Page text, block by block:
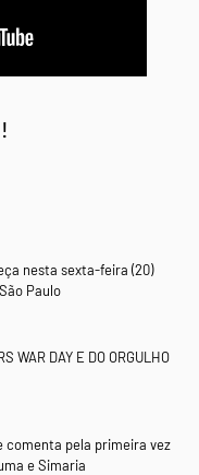
nesta sexta-feira (20)
Paulo
WAR DAY E DO ORGULHO
comenta pela primeira vez
e Simaria